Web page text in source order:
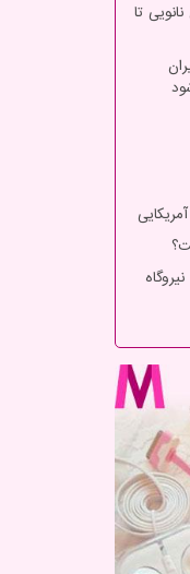
دلاری نانویی تا